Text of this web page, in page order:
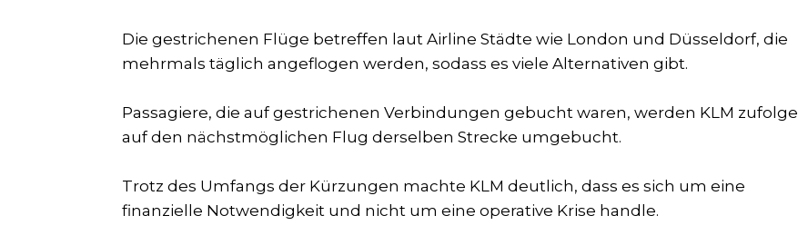
Die gestrichenen Flüge betreffen laut Airline Städte wie London und Düsseldorf, die
mehrmals täglich angeflogen werden, sodass es viele Alternativen gibt.
Passagiere, die auf gestrichenen Verbindungen gebucht waren, werden KLM zufolge
auf den nächstmöglichen Flug derselben Strecke umgebucht.
Trotz des Umfangs der Kürzungen machte KLM deutlich, dass es sich um eine
finanzielle Notwendigkeit und nicht um eine operative Krise handle.